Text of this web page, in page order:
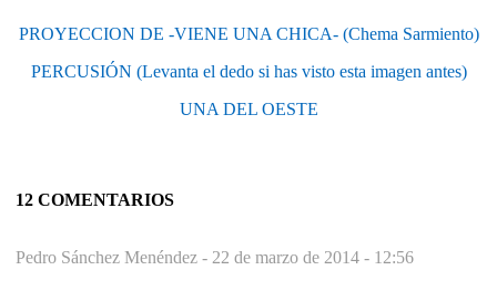
PROYECCION DE -VIENE UNA CHICA- (Chema Sarmiento)
PERCUSIÓN (Levanta el dedo si has visto esta imagen antes)
UNA DEL OESTE
12 COMENTARIOS
Pedro Sánchez Menéndez - 22 de marzo de 2014 - 12:56